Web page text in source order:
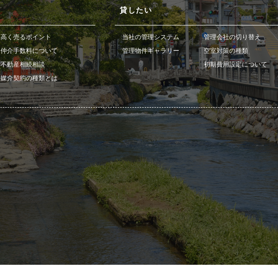
高く売るポイント
仲介手数料について
不動産相続相談
媒介契約の種類とは
貸したい
当社の管理システム
管理物件ギャラリー
管理会社の切り替え
空室対策の種類
初期費用設定について